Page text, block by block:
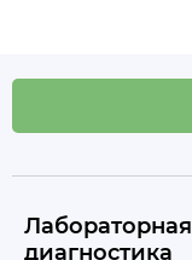
Лабораторная
диагностика